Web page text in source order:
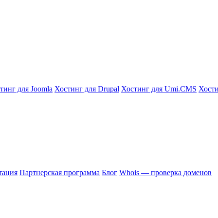
для Joomla Хостинг для Drupal Хостинг для Umi.CMS
Партнерская программа Блог Whois — проверка доменов